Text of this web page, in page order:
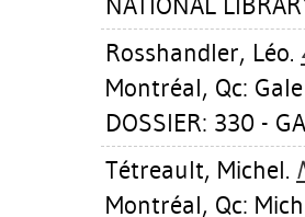
NATIONAL
Rosshandler, Léo.
Montréal, Qc:
DOSSIER: 330 -
Tétreault, Michel.
Montréal, Qc: